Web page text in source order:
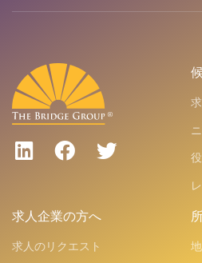
求人企業の方へ
求人のリクエスト